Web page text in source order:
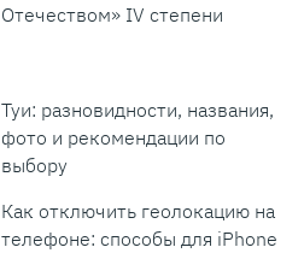
Отечеством» IV степени
Туи: разновидности, названия,
фото и рекомендации по
выбору
Как отключить геолокацию на
телефоне: способы для iPhone